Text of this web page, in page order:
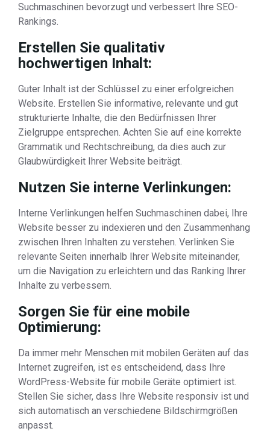
Suchmaschinen bevorzugt und verbessert Ihre SEO-
Rankings.
Erstellen Sie qualitativ
hochwertigen Inhalt:
Guter Inhalt ist der Schlüssel zu einer erfolgreichen
Website. Erstellen Sie informative, relevante und gut
strukturierte Inhalte, die den Bedürfnissen Ihrer
Zielgruppe entsprechen. Achten Sie auf eine korrekte
Grammatik und Rechtschreibung, da dies auch zur
Glaubwürdigkeit Ihrer Website beiträgt.
Nutzen Sie interne Verlinkungen:
Interne Verlinkungen helfen Suchmaschinen dabei, Ihre
Website besser zu indexieren und den Zusammenhang
zwischen Ihren Inhalten zu verstehen. Verlinken Sie
relevante Seiten innerhalb Ihrer Website miteinander,
um die Navigation zu erleichtern und das Ranking Ihrer
Inhalte zu verbessern.
Sorgen Sie für eine mobile
Optimierung:
Da immer mehr Menschen mit mobilen Geräten auf das
Internet zugreifen, ist es entscheidend, dass Ihre
WordPress-Website für mobile Geräte optimiert ist.
Stellen Sie sicher, dass Ihre Website responsiv ist und
sich automatisch an verschiedene Bildschirmgrößen
anpasst.